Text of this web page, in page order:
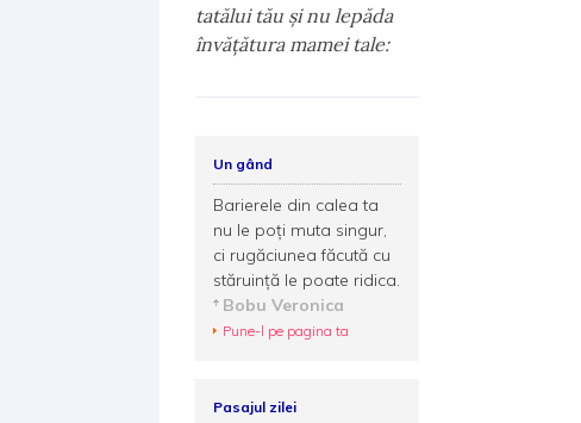
tatălui tău şi nu lepăda
învăţătura mamei tale:
Un gând
Barierele din calea ta
nu le poţi muta singur,
ci rugăciunea făcută cu
stăruinţă le poate ridica.
Bobu Veronica
Pune-l pe pagina ta
Pasajul zilei